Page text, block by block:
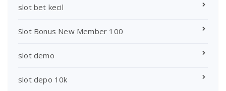
slot bet kecil
Slot Bonus New Member 100
slot demo
slot depo 10k